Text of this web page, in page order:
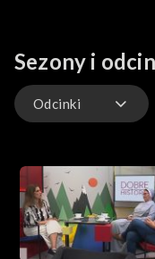
Dziecka w Opolu –
troski o drugiego
Sezony i
Odcinki